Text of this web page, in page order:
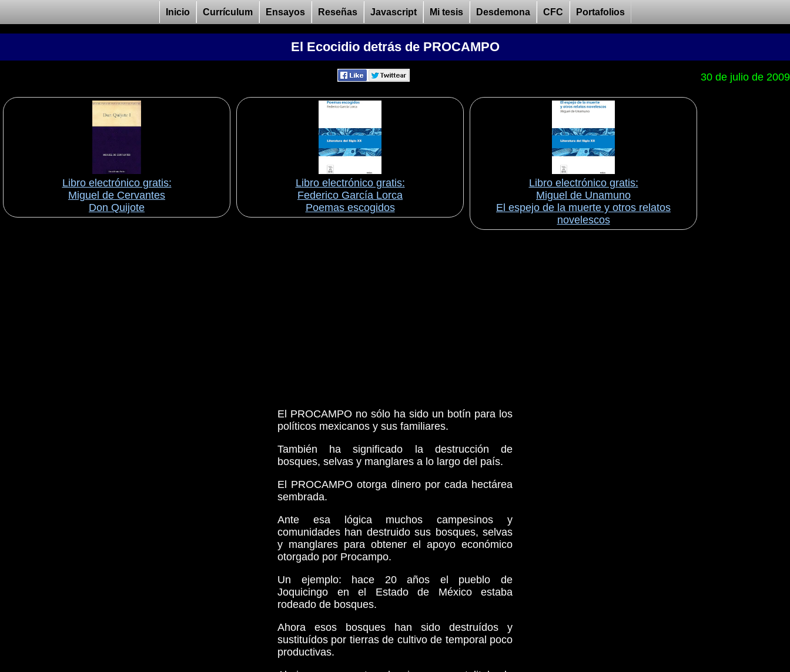
Inicio Currículum Ensayos Reseñas Javascript Mi tesis Desdemona CFC Portafolios
El Ecocidio detrás de PROCAMPO
30 de julio de 2009
Libro electrónico gratis:
Miguel de Cervantes
Don Quijote
Libro electrónico gratis:
Federico García Lorca
Poemas escogidos
Libro electrónico gratis:
Miguel de Unamuno
El espejo de la muerte y otros relatos
novelescos
El PROCAMPO no sólo ha sido un botín para los
políticos mexicanos y sus familiares.
También ha significado la destrucción de
bosques, selvas y manglares a lo largo del país.
El PROCAMPO otorga dinero por cada hectárea
sembrada.
Ante esa lógica muchos campesinos y
comunidades han destruido sus bosques, selvas
y manglares para obtener el apoyo económico
otorgado por Procampo.
Un ejemplo: hace 20 años el pueblo de
Joquicingo en el Estado de México estaba
rodeado de bosques.
Ahora esos bosques han sido destruídos y
sustituídos por tierras de cultivo de temporal poco
productivas.